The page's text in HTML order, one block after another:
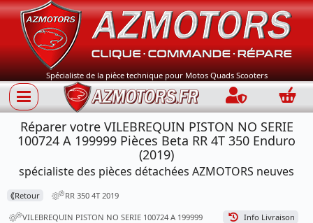
Spécialiste de la pièce technique pour Motos Quads Scooters
Connection
Réparer votre VILEBREQUIN PISTON NO SERIE
100724 A 199999 Pièces Beta RR 4T 350 Enduro
(2019)
spécialiste des pièces détachées AZMOTORS neuves
⟪Retour RR 350 4T 2019
VILEBREQUIN PISTON NO SERIE 100724 A 199999 Info Livraison